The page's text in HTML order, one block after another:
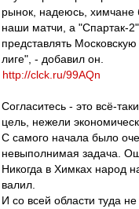
рынок, надеюсь, химчане
наши матчи, а "Спартак-
представлять
лиге", - добавил он.
http://clck.ru/99AQn
Согласитесь - это всё-
цель, нежели
С самого начала было
невыполнимая задача.
Никогда в Химках народ
валил.
И со всей области туда не